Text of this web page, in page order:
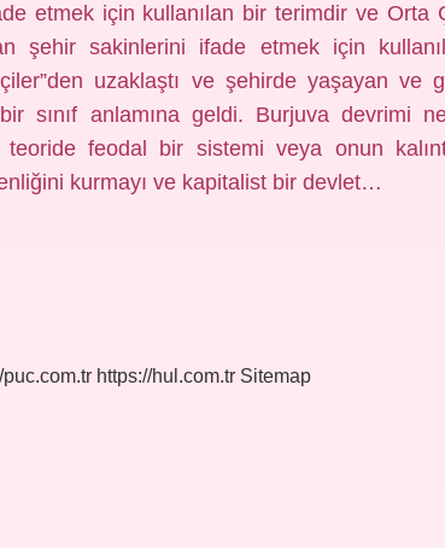
etmek için kullanılan bir terimdir ve Orta
şehir sakinlerini ifade etmek için
uzaklaştı ve şehirde yaşayan ve
sınıf anlamına geldi. Burjuva devrimi
teoride feodal bir sistemi veya onun
kurmayı ve kapitalist bir devlet…
puc.com.tr https://hul.com.tr Sitemap